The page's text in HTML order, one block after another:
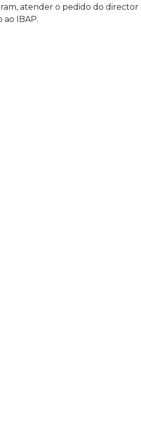
atender o pedido do
IBAP.